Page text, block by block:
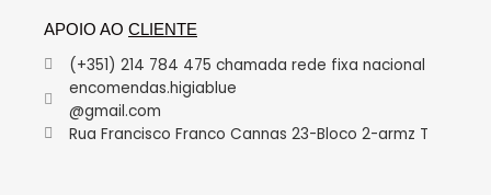
APOIO AO CLIENTE
(+351) 214 784 475 chamada rede fixa nacional
encomendas.higiablue
@gmail.com
Rua Francisco Franco Cannas 23-Bloco 2-armz T